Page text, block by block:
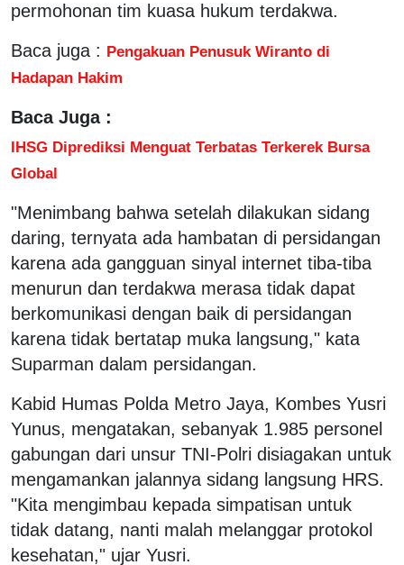
permohonan tim kuasa hukum terdakwa.
Baca juga : Pengakuan Penusuk Wiranto di
Hadapan Hakim
Baca Juga :
IHSG Diprediksi Menguat Terbatas Terkerek Bursa
Global
"Menimbang bahwa setelah dilakukan sidang
daring, ternyata ada hambatan di persidangan
karena ada gangguan sinyal internet tiba-tiba
menurun dan terdakwa merasa tidak dapat
berkomunikasi dengan baik di persidangan
karena tidak bertatap muka langsung," kata
Suparman dalam persidangan.
Kabid Humas Polda Metro Jaya, Kombes Yusri
Yunus, mengatakan, sebanyak 1.985 personel
gabungan dari unsur TNI-Polri disiagakan untuk
mengamankan jalannya sidang langsung HRS.
"Kita mengimbau kepada simpatisan untuk
tidak datang, nanti malah melanggar protokol
kesehatan," ujar Yusri.